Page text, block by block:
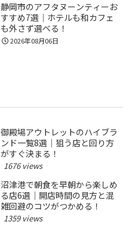
静岡市のアフタヌーンティーお
すすめ7選｜ホテルも和カフェ
も外さず選べる！
2026年08月06日
御殿場アウトレットのハイブラ
ンド一覧8選｜狙う店と回り方
がすぐ決まる！
1676 views
沼津港で朝食を早朝から楽しめ
る店6選｜開店時間の見方と混
雑回避のコツがつかめる！
1359 views